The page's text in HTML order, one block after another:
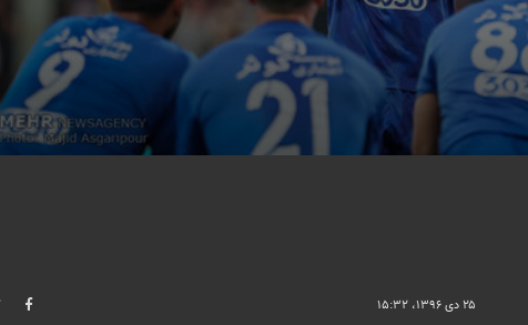
۲۵ دی ۱۳۹۶، ۱۵:۳۲